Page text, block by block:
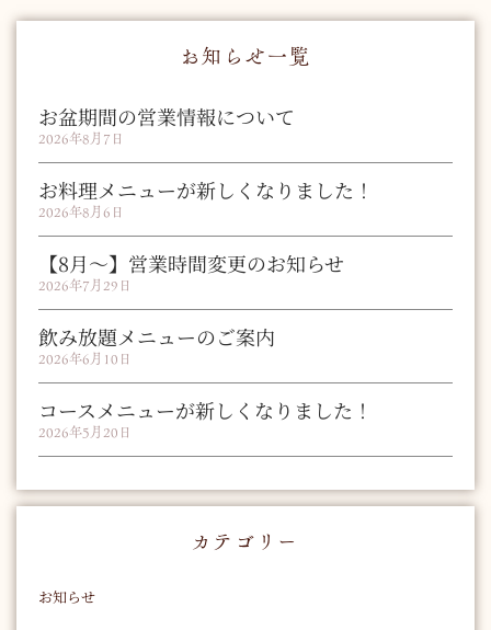
お知らせ一覧
お盆期間の営業情報について
2026年8月7日
お料理メニューが新しくなりました！
2026年8月6日
【8月～】営業時間変更のお知らせ
2026年7月29日
飲み放題メニューのご案内
2026年6月10日
コースメニューが新しくなりました！
2026年5月20日
カテゴリー
お知らせ